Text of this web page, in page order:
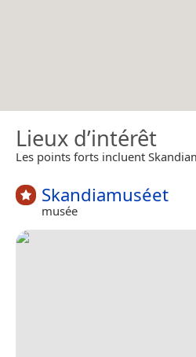
Lieux d’intérêt
Les points forts incluent
Skandiamuséet
musée